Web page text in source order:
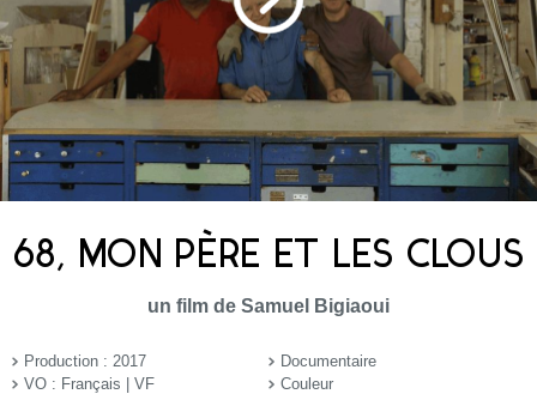
68, MON PÈRE ET LES CLOUS
un film de Samuel Bigiaoui
Production : 2017
Documentaire
VO : Français | VF
Couleur